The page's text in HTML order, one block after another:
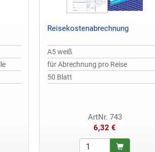
Reisekostenabrechnung
A5 weiß
für Abrechnung pro Reise
50 Blatt
ArtNr. 743
6,32 €